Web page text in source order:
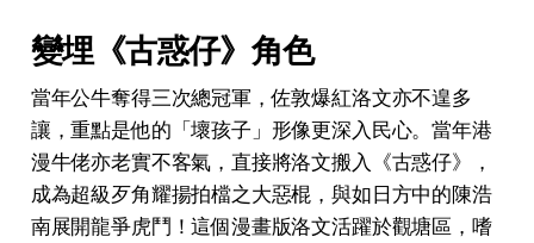
變埋《古惑仔》角色
當年公牛奪得三次總冠軍，佐敦爆紅洛文亦不遑多
讓，重點是他的「壞孩子」形像更深入民心。當年港
漫牛佬亦老實不客氣，直接將洛文搬入《古惑仔》，
成為超級歹角耀揚拍檔之大惡棍，與如日方中的陳浩
南展開龍爭虎鬥！這個漫畫版洛文活躍於觀塘區，嗜